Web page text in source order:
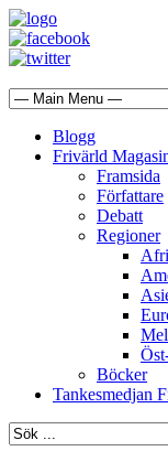
Blogg
Frivärld
Framsida
Författare
Debatt
Regioner
Böcker
Tankesmedjan